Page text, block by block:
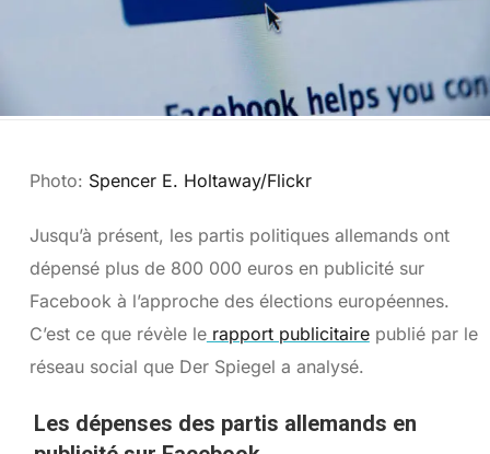
Photo: Spencer E. Holtaway/Flickr
Jusqu’à présent, les partis politiques allemands ont
dépensé plus de 800 000 euros en publicité sur
Facebook à l’approche des élections européennes.
C’est ce que révèle lerapport publicitairepublié par le
réseau social que Der Spiegel a analysé.